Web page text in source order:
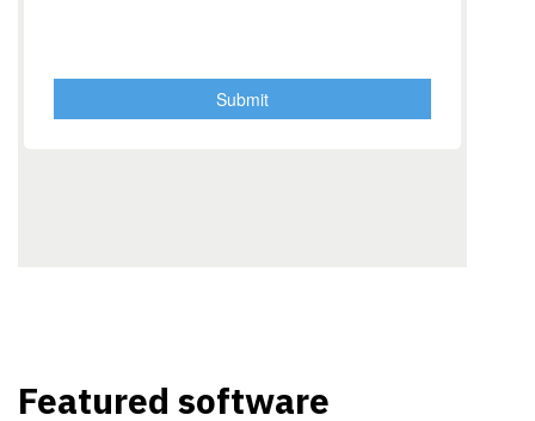
Featured software